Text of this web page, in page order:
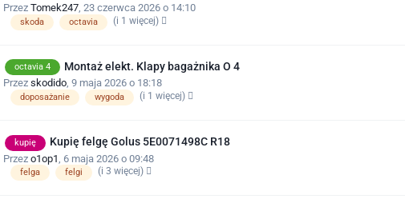
Przez Tomek247, 23 czerwca 2026 o 14:10
skoda octavia (i 1 więcej)
octavia 4 Montaż elekt. Klapy bagażnika O 4
Przez skodido, 9 maja 2026 o 18:18
doposażanie wygoda (i 1 więcej)
kupię Kupię felgę Golus 5E0071498C R18
Przez o1op1 6 maja 2026 o 09:48
felga felgi (i 3 więcej)